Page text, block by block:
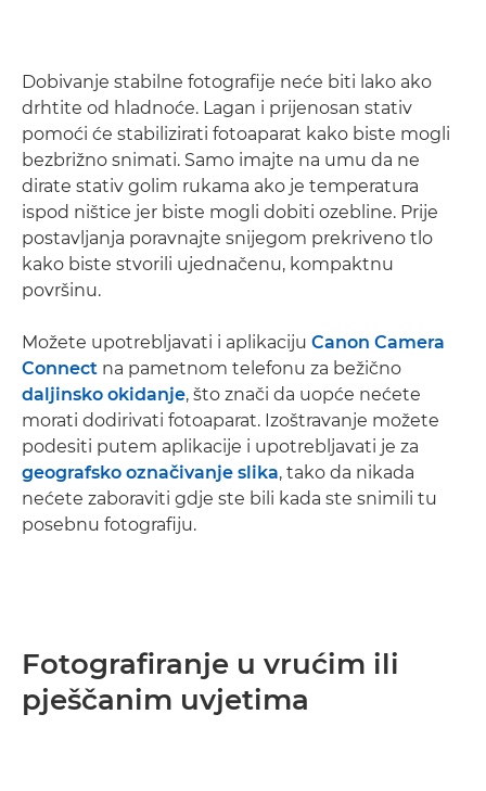
Dobivanje stabilne fotografije neće biti lako ako
drhtite od hladnoće. Lagan i prijenosan stativ
pomoći će stabilizirati fotoaparat kako biste mogli
bezbrižno snimati. Samo imajte na umu da ne
dirate stativ golim rukama ako je temperatura
ispod ništice jer biste mogli dobiti ozebline. Prije
postavljanja poravnajte snijegom prekriveno tlo
kako biste stvorili ujednačenu, kompaktnu
površinu.
Možete upotrebljavati i aplikaciju Canon Camera
Connect na pametnom telefonu za bežično
daljinsko okidanje, što znači da uopće nećete
morati dodirivati fotoaparat. Izoštravanje možete
podesiti putem aplikacije i upotrebljavati je za
geografsko označivanje slika, tako da nikada
nećete zaboraviti gdje ste bili kada ste snimili tu
posebnu fotografiju.
Fotografiranje u vrućim ili
pješčanim uvjetima